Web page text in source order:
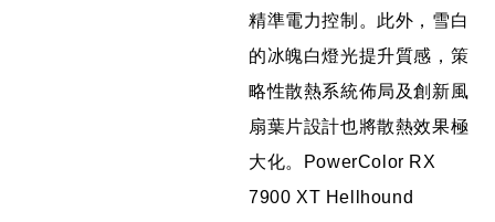
精準電力控制。此外，雪白
的冰魄白燈光提升質感，策
略性散熱系統佈局及創新風
扇葉片設計也將散熱效果極
大化。PowerColor RX
7900 XT Hellhound